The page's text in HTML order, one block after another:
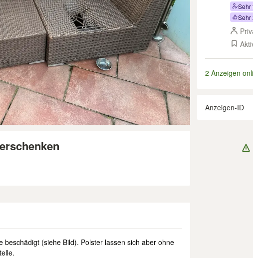
beschädigt (siehe Bild). Polster lassen sich aber ohne
Sehr
Sehr
2 Anzeigen
Anzeigen-ID